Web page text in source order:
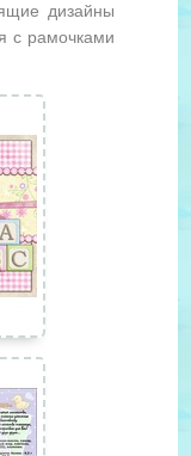
дизайны
с рамочками